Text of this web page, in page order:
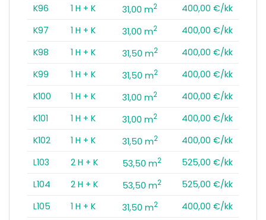
K96
1 H + K 31,00 m2
400,00 €/kk
K97
1 H + K 31,00 m2
400,00 €/kk
K98
1 H + K 31,50 m2
400,00 €/kk
K99
1 H + K 31,50 m2
400,00 €/kk
K100
1 H + K 31,00 m2
400,00 €/kk
K101
1 H + K 31,00 m2
400,00 €/kk
K102
1 H + K 31,50 m2
400,00 €/kk
L103
2 H + K 53,50 m2
525,00 €/kk
L104
2 H + K 53,50 m2
525,00 €/kk
L105
1 H + K 31,50 m2
400,00 €/kk